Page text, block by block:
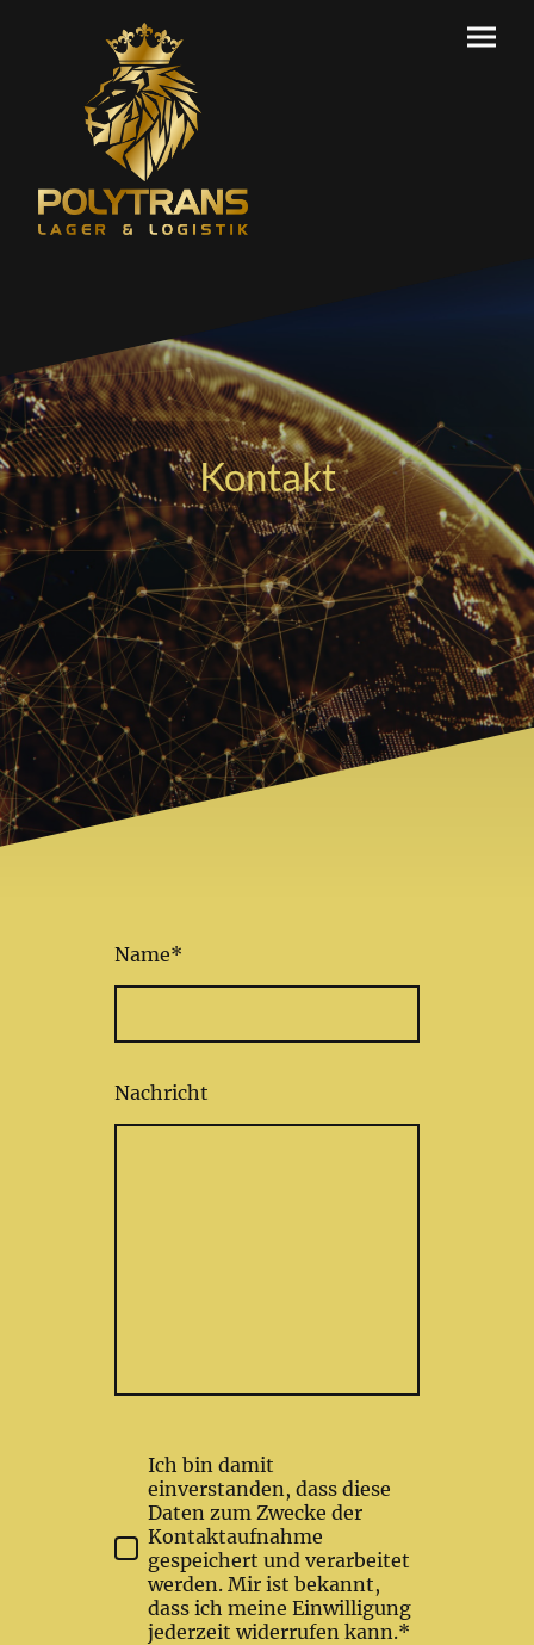
Kontakt
Name*
Nachricht
Ich bin damit
einverstanden, dass diese
Daten zum Zwecke der
Kontaktaufnahme
gespeichert und verarbeitet
werden. Mir ist bekannt,
dass ich meine Einwilligung
jederzeit widerrufen kann.*